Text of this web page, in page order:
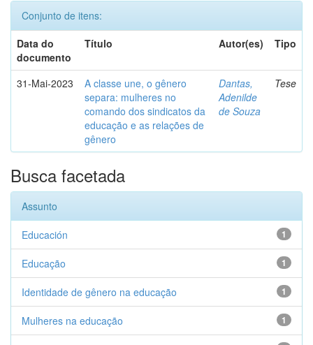
Conjunto de itens:
Data do
documento
Título Autor(es) Tipo
31-Mai-2023
A classe une, o gênero
separa: mulheres no
comando dos sindicatos da
educação e as relações de
gênero
Dantas,
Adenilde
de Souza
Tese
Busca facetada
Assunto
1
Educación
1
Educação
1
Identidade de gênero na educação
1
Mulheres na educação